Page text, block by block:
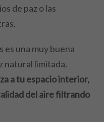
de paz o las
es una muy buena
natural limitada.
a tu espacio interior,
del aire filtrando